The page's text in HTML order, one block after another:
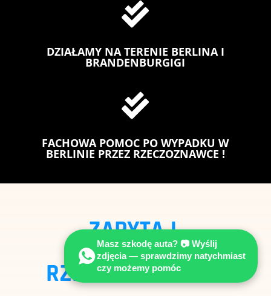

DZIAŁAMY NA TERENIE BERLINA I
BRANDENBURGIGI

FACHOWA POMOC PO WYPADKU W
BERLINIE PRZEZ RZECZOZNAWCE !
ZAPYTAJ
RZECZOZNAWCE Z
Masz szkodę auta? 📷 Wyślij
zdjęcia — sprawdzimy natychmiast
czy możemy pomóc